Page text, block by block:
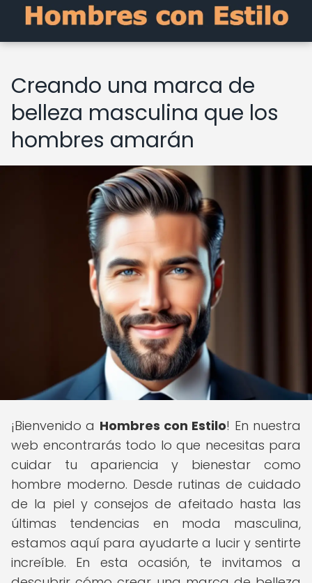
Creando una marca de
belleza masculina que los
hombres amarán
¡Bienvenido a Hombres con Estilo! En nuestra
web encontrarás todo lo que necesitas para
cuidar tu apariencia y bienestar como
hombre moderno. Desde rutinas de cuidado
de la piel y consejos de afeitado hasta las
últimas tendencias en moda masculina,
estamos aquí para ayudarte a lucir y sentirte
increíble. En esta ocasión, te invitamos a